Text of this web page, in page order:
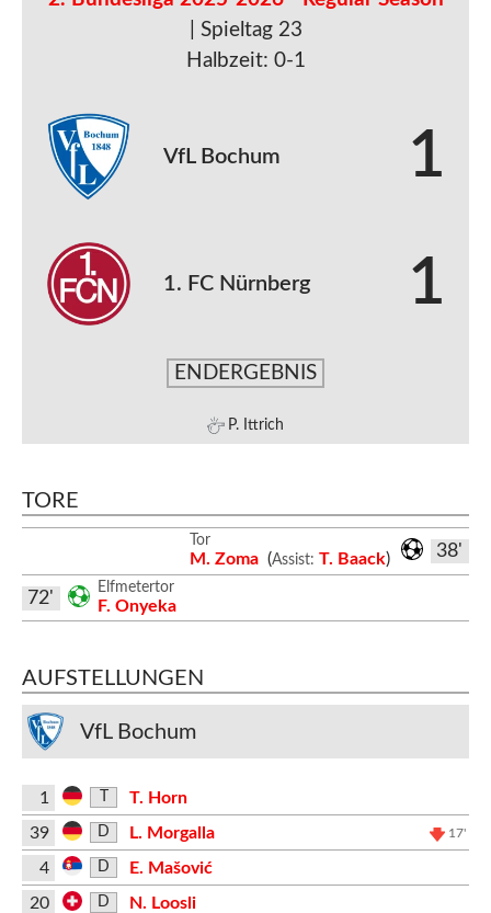
| Spieltag 23
Halbzeit: 0-1
VfL Bochum 1
1. FC Nürnberg 1
ENDERGEBNIS
P. Ittrich
TORE
38'
Tor
M. Zoma (Assist: T. Baack)
Elfmetertor
F. Onyeka
72'
AUFSTELLUNGEN
VfL Bochum
1
T. Horn
39
D L. Morgalla 17'
4 D
E. Mašović
20
D
N. Loosli